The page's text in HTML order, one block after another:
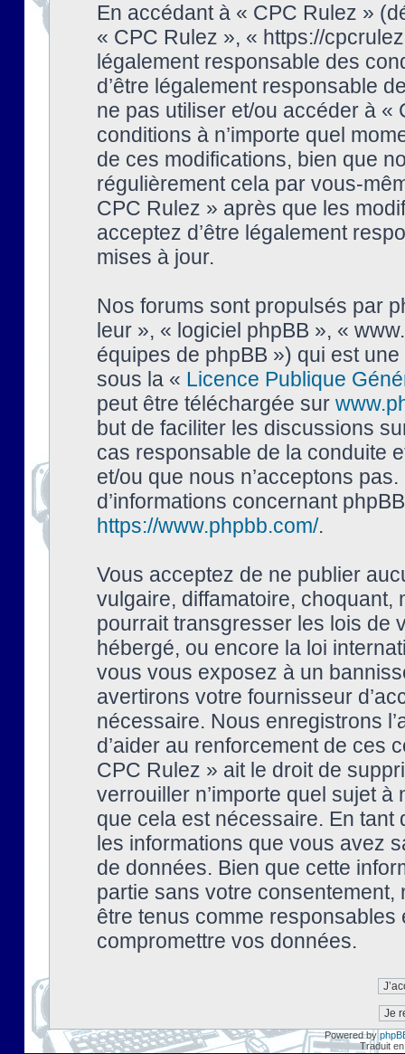
En accédant à « CPC Rulez »
« CPC Rulez », « https://
légalement responsable des
d’être légalement responsable
ne pas utiliser et/ou accéder à
conditions à n’importe quel
de ces modifications, bien que
régulièrement cela par vous-
CPC Rulez » après que les
acceptez d’être légalement
mises à jour.
Nos forums sont propulsés par
leur », « logiciel phpBB », «
équipes de phpBB ») qui est
sous la « Licence Publique
peut être téléchargée sur
but de faciliter les discussions
cas responsable de la conduite
et/ou que nous n’acceptons
d’informations concernant
https://www.phpbb.com/.
Vous acceptez de ne publier
vulgaire, diffamatoire, choquant,
pourrait transgresser les lois de
hébergé, ou encore la loi
vous vous exposez à un
avertirons votre fournisseur
nécessaire. Nous enregistrons
d’aider au renforcement de ces
CPC Rulez » ait le droit de
verrouiller n’importe quel sujet à
que cela est nécessaire. En tant
les informations que vous avez
de données. Bien que cette
partie sans votre
être tenus comme
compromettre vos données.
Powered by
Traduit